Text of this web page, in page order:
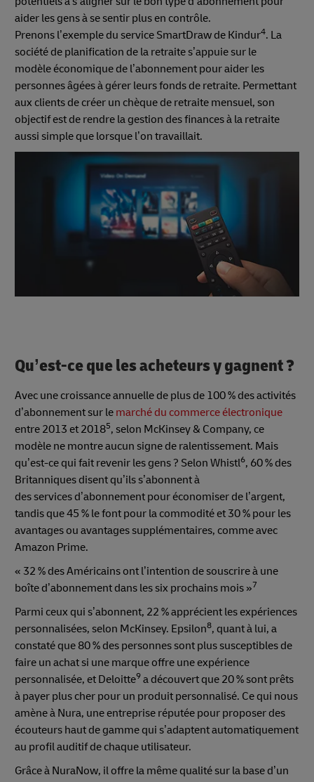
aider les gens à se sentir plus en contrôle.
Prenons l’exemple du service SmartDraw de Kindur4. La
société de planification de la retraite s’appuie sur le
modèle économique de l’abonnement pour aider les
personnes âgées à gérer leurs fonds de retraite. Permettant
aux clients de créer un chèque de retraite mensuel, son
objectif est de rendre la gestion des finances à la retraite
aussi simple que lorsque l’on travaillait.
Qu’est-ce que les acheteurs y gagnent ?
Avec une croissance annuelle de plus de 100 % des activités
d’abonnement sur le marché du commerce électronique
entre 2013 et 20185, selon McKinsey & Company, ce
modèle ne montre aucun signe de ralentissement. Mais
qu’est-ce qui fait revenir les gens ? Selon Whistl6, 60 % des
Britanniques disent qu’ils s’abonnent à
des services d’abonnement pour économiser de l’argent,
tandis que 45 % le font pour la commodité et 30 % pour les
avantages ou avantages supplémentaires, comme avec
Amazon Prime.
« 32 % des Américains ont l’intention de souscrire à une
boîte d’abonnement dans les six prochains mois »7
Parmi ceux qui s’abonnent, 22 % apprécient les expériences
personnalisées, selon McKinsey. Epsilon8, quant à lui, a
constaté que 80 % des personnes sont plus susceptibles de
faire un achat si une marque offre une expérience
personnalisée, et Deloitte9 a découvert que 20 % sont prêts
à payer plus cher pour un produit personnalisé. Ce qui nous
amène à Nura, une entreprise réputée pour proposer des
écouteurs haut de gamme qui s’adaptent automatiquement
au profil auditif de chaque utilisateur.
Grâce à NuraNow, il offre la même qualité sur la base d’un